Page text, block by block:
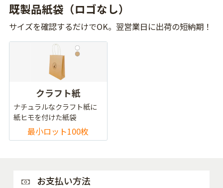
既製品紙袋（ロゴなし）
サイズを確認するだけでOK。翌営業日に出荷の短納期！
クラフト紙
ナチュラルなクラフト紙に
紙ヒモを付けた紙袋
最小ロット100枚
お支払い方法